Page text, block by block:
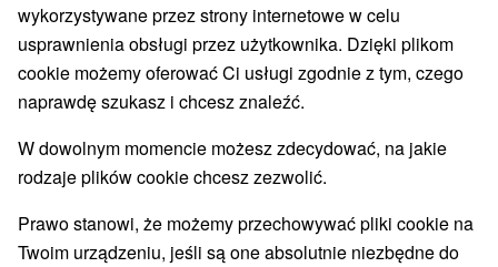
Opinii Google
059 85 Štrbské Pleso - Vysoké TatryGPS:
N +49° 8' 39.77''
E +20° 2' 26.1''
wykorzystywane przez strony internetowe w celu
usprawnienia obsługi przez użytkownika. Dzięki plikom
cookie możemy oferować Ci usługi zgodnie z tym, czego
naprawdę szukasz i chcesz znaleźć.
W dowolnym momencie możesz zdecydować, na jakie
rodzaje plików cookie chcesz zezwolić.
Prawo stanowi, że możemy przechowywać pliki cookie na
Twoim urządzeniu, jeśli są one absolutnie niezbędne do